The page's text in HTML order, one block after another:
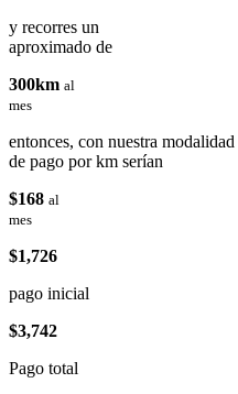
y recorres un
aproximado de
300km al
mes
entonces, con nuestra modalidad
de pago por km serían
$168 al
mes
$1,726
pago inicial
$3,742
Pago total